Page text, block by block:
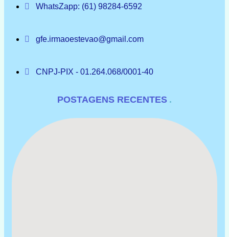
WhatsZapp: (61) 98284-6592
gfe.irmaoestevao@gmail.com
CNPJ-PIX - 01.264.068/0001-40
POSTAGENS RECENTES